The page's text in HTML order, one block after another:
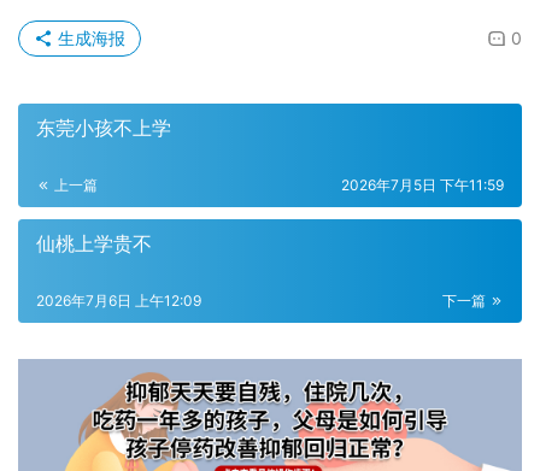
0
生成海报
东莞小孩不上学
上一篇 2026年7月5日 下午11:59
仙桃上学贵不
下一篇
2026年7月6日 上午12:09